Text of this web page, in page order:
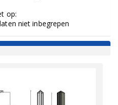
op:
niet inbegrepen